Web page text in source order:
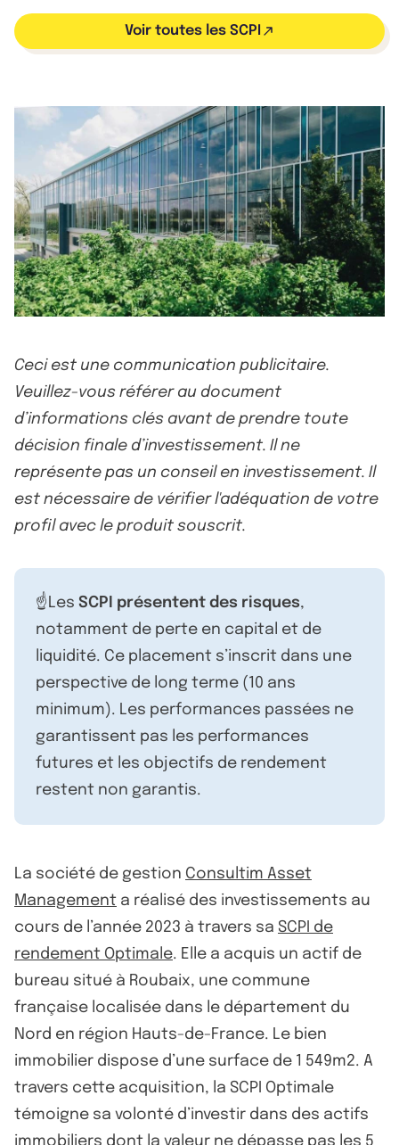
Voir toutes les SCPI
Ceci est une communication publicitaire.
Veuillez-vous référer au document
d’informations clés avant de prendre toute
décision finale d’investissement. Il ne
représente pas un conseil en investissement. Il
est nécessaire de vérifier l'adéquation de votre
profil avec le produit souscrit.
☝️Les SCPI présentent des risques,
notamment de perte en capital et de
liquidité. Ce placement s’inscrit dans une
perspective de long terme (10 ans
minimum). Les performances passées ne
garantissent pas les performances
futures et les objectifs de rendement
restent non garantis.
La société de gestion Consultim Asset
Management a réalisé des investissements au
cours de l’année 2023 à travers sa SCPI de
rendement Optimale. Elle a acquis un actif de
bureau situé à Roubaix, une commune
française localisée dans le département du
Nord en région Hauts-de-France. Le bien
immobilier dispose d’une surface de 1 549m2. A
travers cette acquisition, la SCPI Optimale
témoigne sa volonté d’investir dans des actifs
immobiliers dont la valeur ne dépasse pas les 5